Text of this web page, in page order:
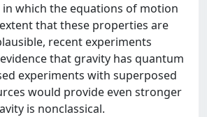
which the equations of motion
that these properties are
recent experiments
that gravity has quantum
experiments with superposed
would provide even stronger
is nonclassical.